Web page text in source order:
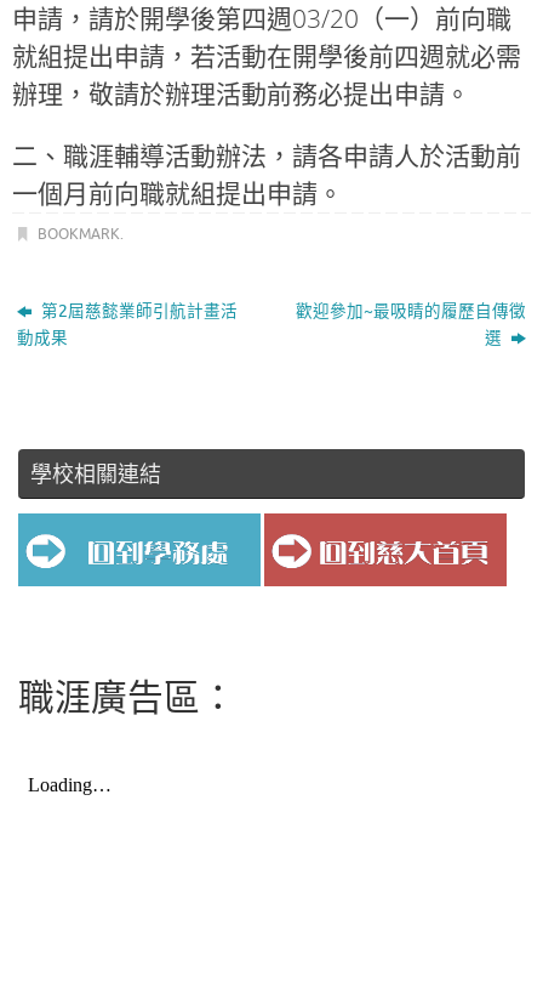
申請，請於開學後第四週03/20（一）前向職
就組提出申請，若活動在開學後前四週就必需
辦理，敬請於辦理活動前務必提出申請。
二、職涯輔導活動辦法，請各申請人於活動前
一個月前向職就組提出申請。
BOOKMARK.
第2屆慈懿業師引航計畫活
動成果
歡迎參加~最吸睛的履歷自傳徵
選
學校相關連結
職涯廣告區：